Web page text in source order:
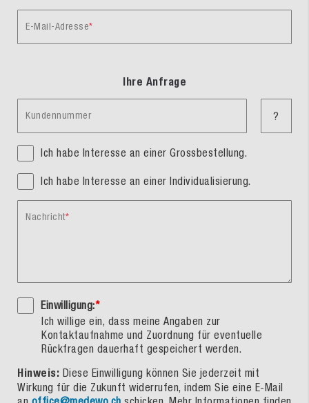
E-Mail-Adresse
Ihre Anfrage
Kundennummer ?
Ich habe Interesse an einer Grossbestellung.
Ich habe Interesse an einer Individualisierung.
Nachricht
Einwilligung:*
Ich willige ein, dass meine Angaben zur
Kontaktaufnahme und Zuordnung für eventuelle
Rückfragen dauerhaft gespeichert werden.
Hinweis: Diese Einwilligung können Sie jederzeit mit
Wirkung für die Zukunft widerrufen, indem Sie eine E-Mail